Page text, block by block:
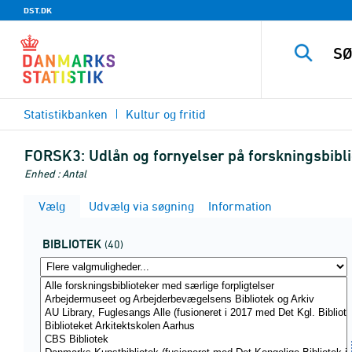
DST.DK
Statistikbanken Kultur og fritid
FORSK3: Udlån og fornyelser på
Enhed : Antal
Vælg Udvælg via søgning Information
BIBLIOTEK (40)